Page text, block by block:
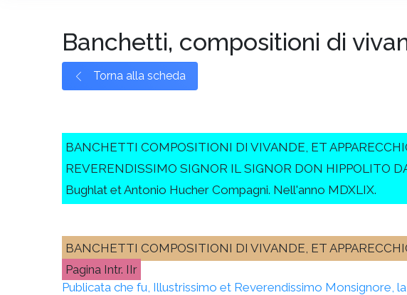
Banchetti, compositioni di
Torna alla scheda
BANCHETTI COMPOSITIONI DI VIVANDE, ET
REVERENDISSIMO SIGNOR IL SIGNOR DON HIPPOLITO
Bughlat et Antonio Hucher Compagni. Nell'anno MDXLIX.
BANCHETTI COMPOSITIONI DI VIVANDE, ET
Intr. IIr
Publicata che fu, Illustrissimo et Reverendissimo Monsignore,